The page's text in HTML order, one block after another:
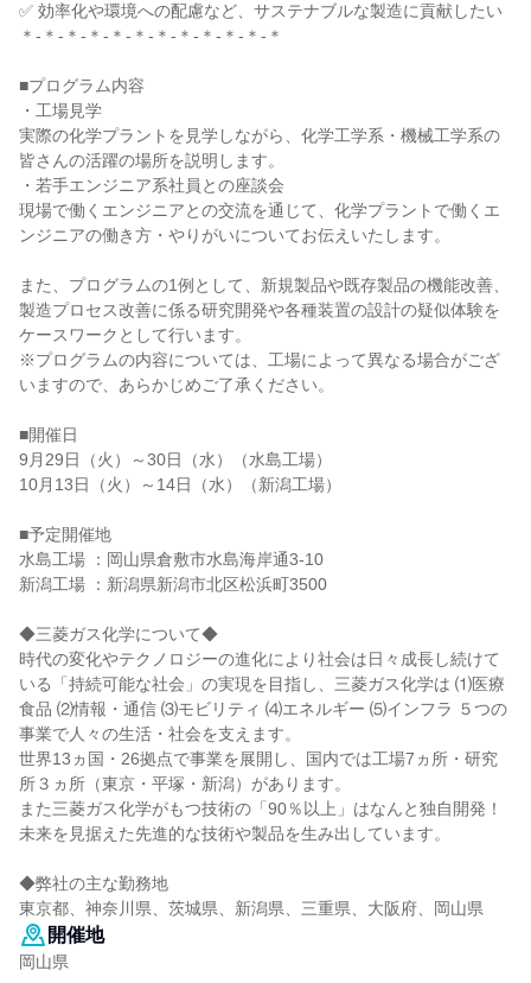
✅ 効率化や環境への配慮など、サステナブルな製造に貢献したい
＊-＊-＊-＊-＊-＊-＊-＊-＊-＊-＊-＊
■プログラム内容
・工場見学
実際の化学プラントを見学しながら、化学工学系・機械工学系の
皆さんの活躍の場所を説明します。
・若手エンジニア系社員との座談会
現場で働くエンジニアとの交流を通じて、化学プラントで働くエ
ンジニアの働き方・やりがいについてお伝えいたします。
また、プログラムの1例として、新規製品や既存製品の機能改善、
製造プロセス改善に係る研究開発や各種装置の設計の疑似体験を
ケースワークとして行います。
※プログラムの内容については、工場によって異なる場合がござ
いますので、あらかじめご了承ください。
■開催日
9月29日（火）～30日（水）（水島工場）
10月13日（火）～14日（水）（新潟工場）
■予定開催地
水島工場 ：岡山県倉敷市水島海岸通3-10
新潟工場 ：新潟県新潟市北区松浜町3500
◆三菱ガス化学について◆
時代の変化やテクノロジーの進化により社会は日々成長し続けて
いる「持続可能な社会」の実現を目指し、三菱ガス化学は ⑴医療
食品 ⑵情報・通信 ⑶モビリティ ⑷エネルギー ⑸インフラ ５つの
事業で人々の生活・社会を支えます。
世界13ヵ国・26拠点で事業を展開し、国内では工場7ヵ所・研究
所３ヵ所（東京・平塚・新潟）があります。
また三菱ガス化学がもつ技術の「90％以上」はなんと独自開発！
未来を見据えた先進的な技術や製品を生み出しています。
◆弊社の主な勤務地
東京都、神奈川県、茨城県、新潟県、三重県、大阪府、岡山県
開催地
岡山県